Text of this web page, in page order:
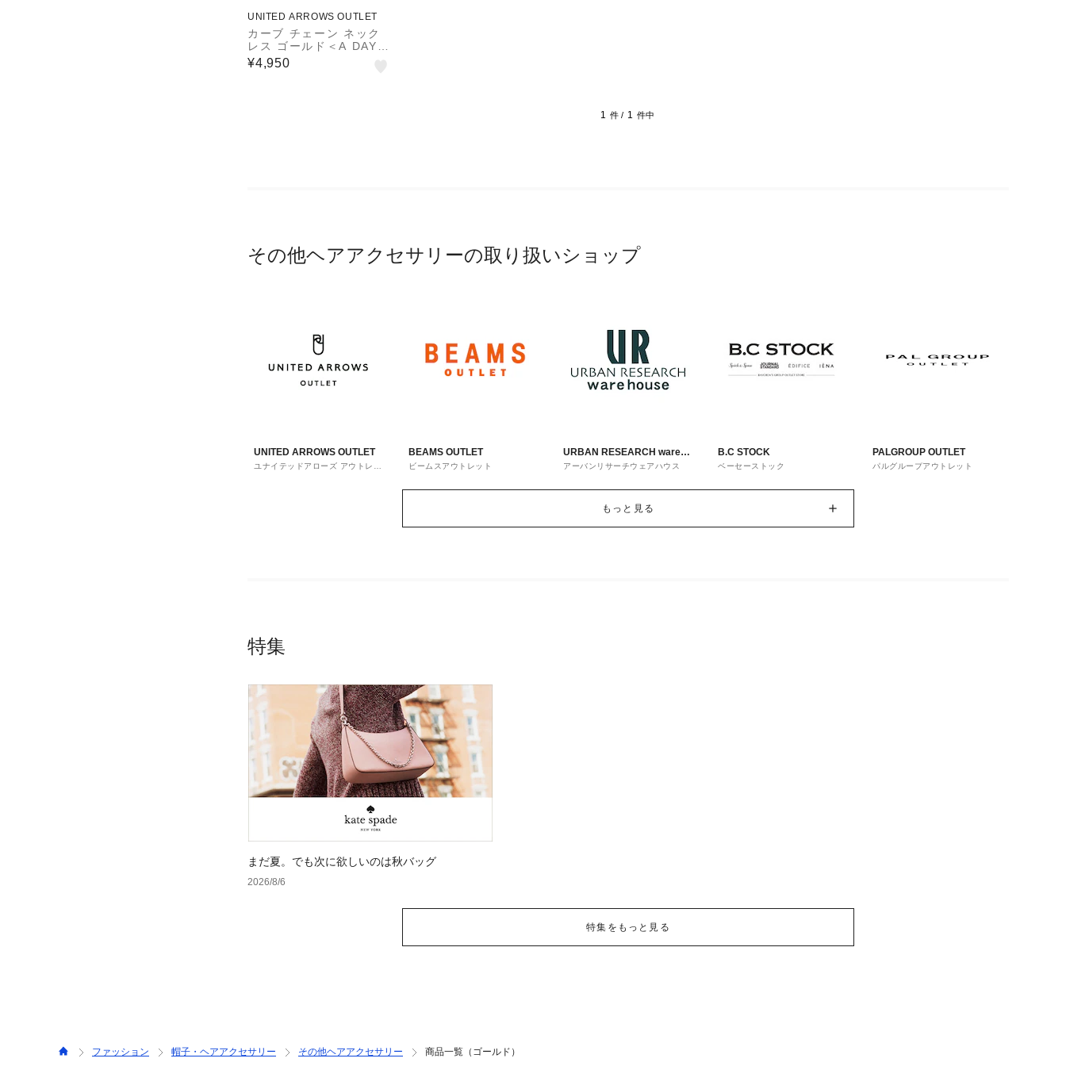
UNITED ARROWS OUTLET
カーブ チェーン ネック
レス ゴールド＜A DAY I
N THE LIFE＞
¥4,950
1 件 / 1 件中
その他ヘアアクセサリーの取り扱いショップ
UNITED ARROWS OUTLET
ユナイテッドアローズ アウトレッ
BEAMS OUTLET
ビームスアウトレット
URBAN RESEARCH ware
house
アーバンリサーチウェアハウス
B.C STOCK
ベーセーストック
PALGROUP OUTLET
パルグループアウトレット
もっと見る
特集
まだ夏。でも次に欲しいのは秋バッグ
2026/8/6
特集をもっと見る
ファッション 帽子・ヘアアクセサリー その他ヘアアクセサリー 商品一覧（ゴールド）